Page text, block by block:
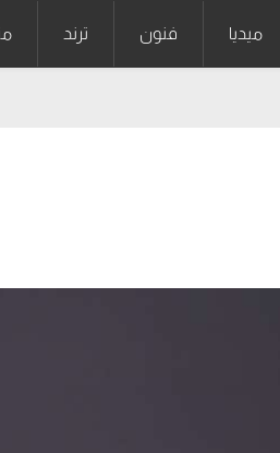
ميديا فنون ترند